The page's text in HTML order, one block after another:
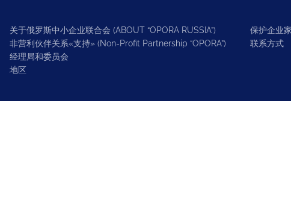
关于俄罗斯中小企业联合会 (ABOUT “OPORA RUSSIA”)
非营利伙伴关系«支持» (Non-Profit Partnership “OPORA”)
经理局和委员会
地区
保护企业
联系方式